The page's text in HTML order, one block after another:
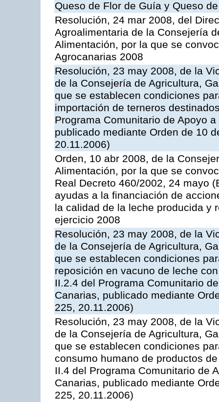
Queso de Flor de Guía y Queso
Resolución, 24 mar 2008, del
Agroalimentaria de la Consejería
Alimentación, por la que se
Agrocanarias 2008
Resolución, 23 may 2008, de la
de la Consejería de Agricultura,
que se establecen condiciones
importación de terneros
Programa Comunitario de Apoyo
publicado mediante Orden de 10
20.11.2006)
Orden, 10 abr 2008, de la
Alimentación, por la que se
Real Decreto 460/2002, 24 mayo
ayudas a la financiación de
la calidad de la leche producida y
ejercicio 2008
Resolución, 23 may 2008, de la
de la Consejería de Agricultura,
que se establecen condiciones
reposición en vacuno de leche
II.2.4 del Programa Comunitario
Canarias, publicado mediante
225, 20.11.2006)
Resolución, 23 may 2008, de la
de la Consejería de Agricultura,
que se establecen condiciones
consumo humano de productos
II.4 del Programa Comunitario de
Canarias, publicado mediante
225, 20.11.2006)